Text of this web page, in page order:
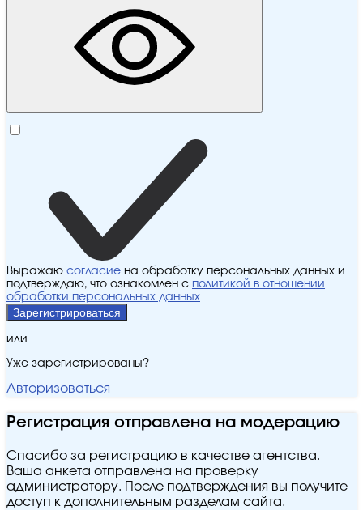
Выражаю согласие на обработку персональных данных и
подтверждаю, что ознакомлен с политикой в отношении
обработки персональных данных
Зарегистрироваться
или
Уже зарегистрированы?
Авторизоваться
Регистрация отправлена на модерацию
Спасибо за регистрацию в качестве агентства.
Ваша анкета отправлена на проверку
администратору. После подтверждения вы получите
доступ к дополнительным разделам сайта.